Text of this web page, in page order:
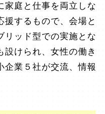
家庭と仕事を両立しな
援するもので、会場と
リッド型での実施とな
設けられ、女性の働き
企業５社が交流、情報